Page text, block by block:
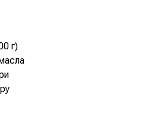
г)